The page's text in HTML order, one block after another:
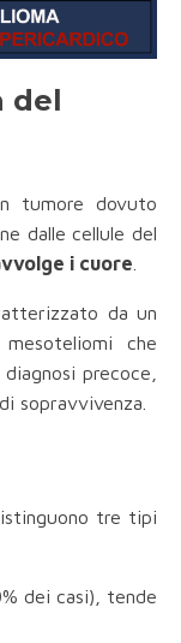
del
tumore dovuto
dalle cellule del
i cuore
da un
che
precoce,
sopravvivenza.
tre tipi
dei casi), tende